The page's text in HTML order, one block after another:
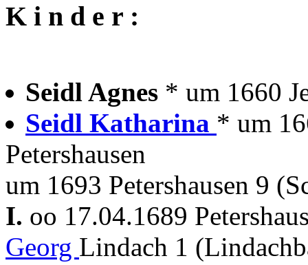
K i n d e r :
Seidl Agnes * um 1660
Seidl Katharina * um
Petershausen
um 1693 Petershausen 9
I. oo 17.04.1689
Georg Lindach 1